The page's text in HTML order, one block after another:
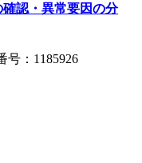
認・異常要因の分
：1185926